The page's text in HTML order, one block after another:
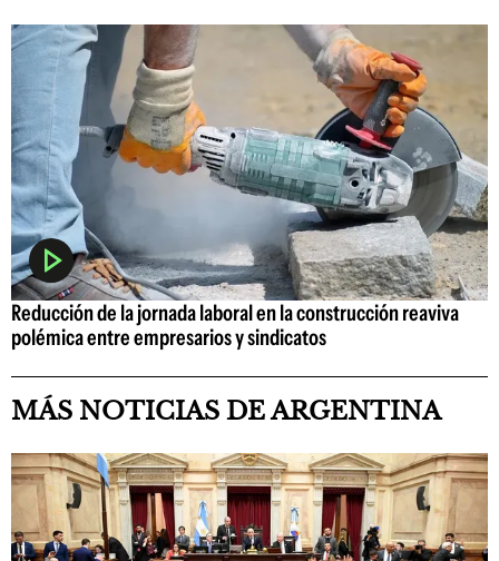
Reducción de la jornada laboral en la construcción reaviva
polémica entre empresarios y sindicatos
MÁS NOTICIAS DE ARGENTINA